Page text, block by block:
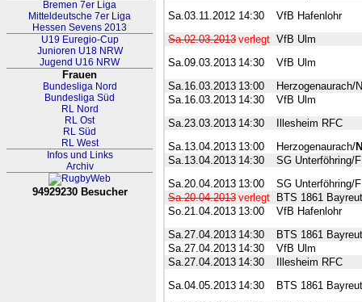
Bremen 7er Liga
Mitteldeutsche 7er Liga
Hessen Sevens 2013
U19 Euregio-Cup
Junioren U18 NRW
Jugend U16 NRW
Frauen
Bundesliga Nord
Bundesliga Süd
RL Nord
RL Ost
RL Süd
RL West
Infos und Links
Archiv
94929230 Besucher
Sa.03.11.2012 14:30
VfB Hafenlohr
Sa.02.03.2013 verlegt VfB Ulm
Sa.09.03.2013 14:30
VfB Ulm
Sa.16.03.2013 13:00
Herzogenaurach/
Sa.16.03.2013 14:30
VfB Ulm
Sa.23.03.2013 14:30
Illesheim RFC
Sa.13.04.2013 13:00 Herzogenaurach/
Sa.13.04.2013 14:30
SG Unterföhring/
Sa.20.04.2013 13:00
SG Unterföhring/
Sa.20.04.2013 verlegt
BTS 1861
So.21.04.2013 13:00
VfB Hafenlohr
Sa.27.04.2013 14:30
BTS 1861
Sa.27.04.2013 14:30
VfB Ulm
Sa.27.04.2013 14:30
Illesheim RFC
Sa.04.05.2013 14:30
BTS 1861